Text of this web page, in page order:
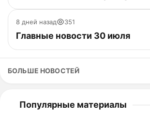
8 дней назад 351
Главные новости 30 июля
БОЛЬШЕ НОВОСТЕЙ
Популярные материалы